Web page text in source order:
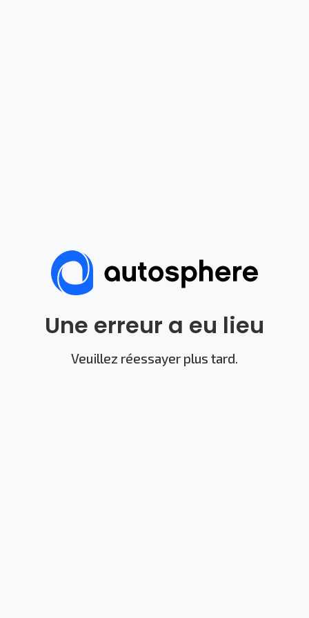
Une erreur a eu lieu
Veuillez réessayer plus tard.